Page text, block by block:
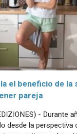
el beneficio de la
pareja
- Durante
desde la perspectiva